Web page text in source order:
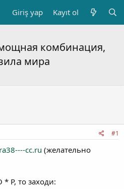
Giriş yap Kayıt ol
комбинация,
мира
#1
cc.ru (желательно
Р, то заходи: